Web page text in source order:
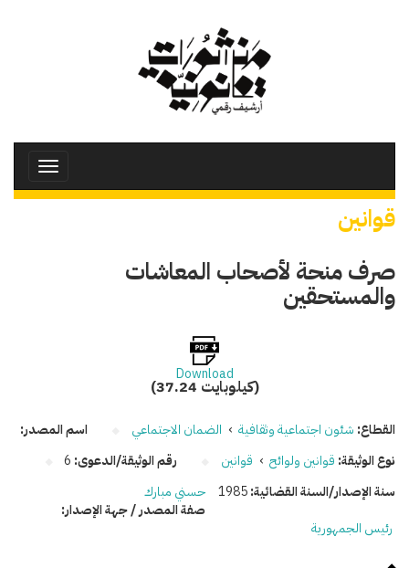
Toggle
قوانين
صرف منحة لأصحاب المعاشات
والمستحقين
Download
(37.24 كيلوبايت)
القطاع: شئون اجتماعية وثقافية › الضمان الاجتماعي
نوع الوثيقة: قوانين ولوائح › قوانين رقم الوثيقة/الدعوى: 6
سنة الإصدار/السنة القضائية:1985
اسم المصدر:
حسني مبارك
صفة المصدر / جهة الإصدار:
رئيس الجمهورية